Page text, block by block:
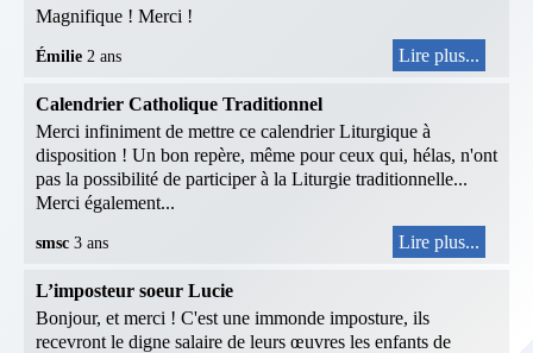
Magnifique ! Merci !
Émilie 2 ans Lire plus...
Calendrier Catholique Traditionnel
Merci infiniment de mettre ce calendrier Liturgique à
disposition ! Un bon repère, même pour ceux qui, hélas, n'ont
pas la possibilité de participer à la Liturgie traditionnelle...
Merci également...
smsc 3 ans Lire plus...
L’imposteur soeur Lucie
Bonjour, et merci ! C'est une immonde imposture, ils
recevront le digne salaire de leurs œuvres les enfants de